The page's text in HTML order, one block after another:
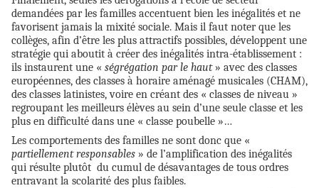
demandées par les familles accentuent bien les inégalités et ne
favorisent jamais la mixité sociale. Mais il faut noter que les
collèges, afin d’être les plus attractifs possibles, développent une
stratégie qui aboutit à créer des inégalités intra-établissement :
ils instaurent une « ségrégation par le haut» avec des classes
européennes, des classes à horaire aménagé musicales (CHAM),
des classes latinistes, voire en créant des « classes de niveau »
regroupant les meilleurs élèves au sein d’une seule classe et les
plus en difficulté dans une « classe poubelle »…
Les comportements des familles ne sont donc que «
partiellement responsables » de l’amplification des inégalités
qui résulte plutôt du cumul de désavantages de tous ordres
entravant la scolarité des plus faibles.